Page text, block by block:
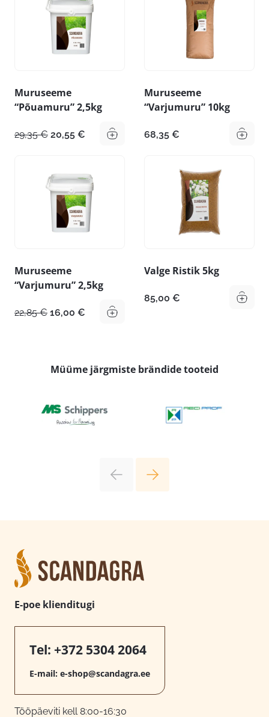
Muruseeme
“Põuamuru” 2,5kg
29,35€ Algne
20,55 € Praegune
Muruseeme
“Varjumuru” 10kg
68,35 €
Muruseeme
“Varjumuru” 2,5kg
22,85€ Algne
16,00 € Praegune
Valge Ristik 5kg
85,00 €
Müüme järgmiste brändide tooteid
E-poe klienditugi
Tel: +372 5304 2064
E-mail: e-shop@scandagra.ee
Tööpäeviti kell 8:00-16:30